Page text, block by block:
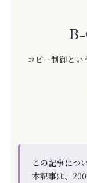
コピー制御と
この記事につ
本記事は、